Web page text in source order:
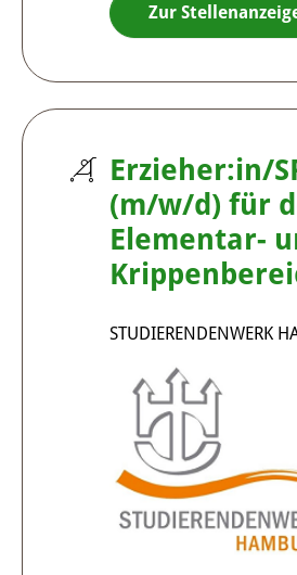
Zur
Erzieher:in/
(m/w/d) für
Elementar-
STUDIERENDENWERK